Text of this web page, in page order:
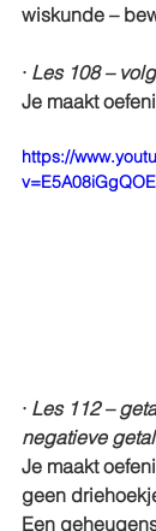
wiskunde –
· Les 108 –
Je maakt
https://
· Les 112 –
negatieve
Je maakt
geen
Een